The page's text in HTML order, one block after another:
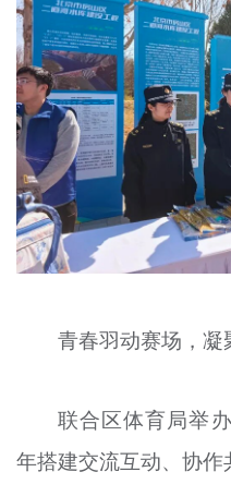
青春羽动赛场，凝
联合区体育局举
年搭建交流互动、协